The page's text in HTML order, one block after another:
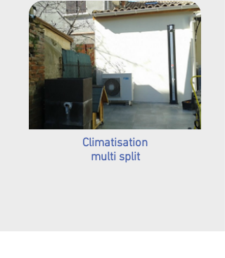
Climatisation
multi split